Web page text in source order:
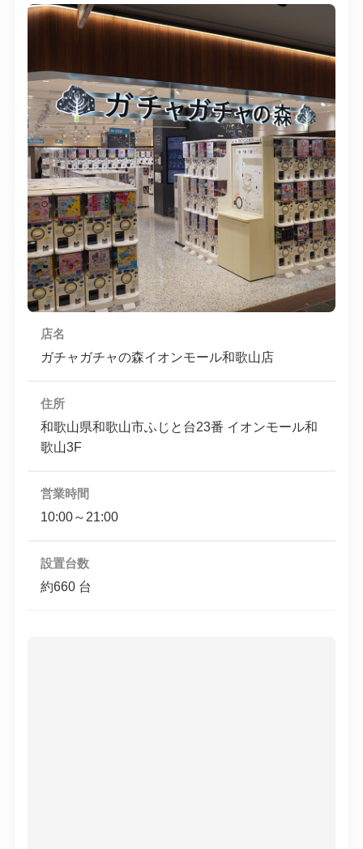
店名
ガチャガチャの森イオンモール和歌山店
住所
和歌山県和歌山市ふじと台23番 イオンモール和
歌山3F
営業時間
10:00～21:00
設置台数
約660 台